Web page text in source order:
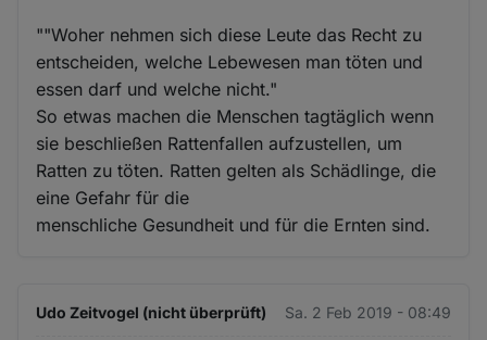
""Woher nehmen sich diese Leute das Recht zu
entscheiden, welche Lebewesen man töten und
essen darf und welche nicht."
So etwas machen die Menschen tagtäglich wenn
sie beschließen Rattenfallen aufzustellen, um
Ratten zu töten. Ratten gelten als Schädlinge, die
eine Gefahr für die
menschliche Gesundheit und für die Ernten sind.
Udo Zeitvogel (nicht überprüft) Sa. 2 Feb 2019 - 08:49